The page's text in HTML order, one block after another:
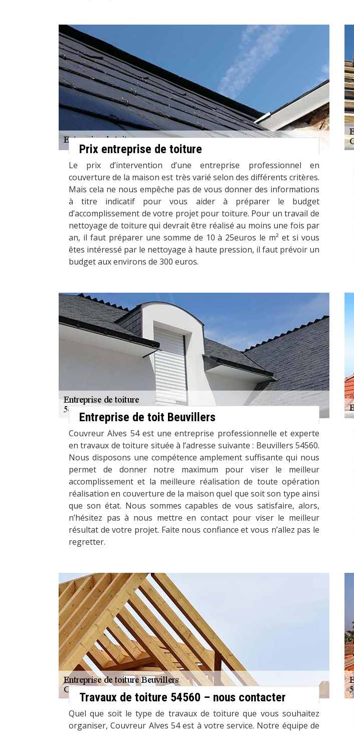
Prix entreprise de toiture
Le prix d’intervention d’une entreprise professionnel en
couverture de la maison est très varié selon des différents critères.
Mais cela ne nous empêche pas de vous donner des informations
à titre indicatif pour vous aider à préparer le budget
d’accomplissement de votre projet pour toiture. Pour un travail de
nettoyage de toiture qui devrait être réalisé au moins une fois par
an, il faut préparer une somme de 10 à 25euros le m² et si vous
êtes intéressé par le nettoyage à haute pression, il faut prévoir un
budget aux environs de 300 euros.
Entreprise de toit Beuvillers
Couvreur Alves 54 est une entreprise professionnelle et experte
en travaux de toiture située à l’adresse suivante : Beuvillers 54560.
Nous disposons une compétence amplement suffisante qui nous
permet de donner notre maximum pour viser le meilleur
accomplissement et la meilleure réalisation de toute opération
réalisation en couverture de la maison quel que soit son type ainsi
que son état. Nous sommes capables de vous satisfaire, alors,
n’hésitez pas à nous mettre en contact pour viser le meilleur
résultat de votre projet. Faite nous confiance et vous n’allez pas le
regretter.
Travaux de toiture 54560 – nous contacter
Quel que soit le type de travaux de toiture que vous souhaitez
organiser, Couvreur Alves 54 est à votre service. Notre équipe de